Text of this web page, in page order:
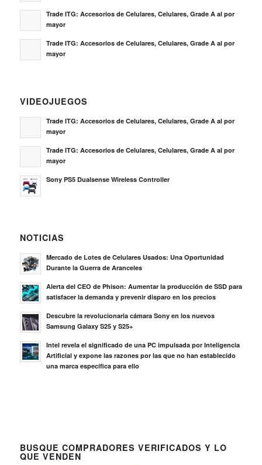
Trade ITG: Accesorios de Celulares, Celulares, Grade A al por
mayor
Trade ITG: Accesorios de Celulares, Celulares, Grade A al por
mayor
VIDEOJUEGOS
Trade ITG: Accesorios de Celulares, Celulares, Grade A al por
mayor
Trade ITG: Accesorios de Celulares, Celulares, Grade A al por
mayor
Sony PS5 Dualsense Wireless Controller
NOTICIAS
Mercado de Lotes de Celulares Usados: Una Oportunidad
Durante la Guerra de Aranceles
Alerta del CEO de Phison: Aumentar la producción de SSD para
satisfacer la demanda y prevenir disparo en los precios
Descubre la revolucionaria cámara Sony en los nuevos
Samsung Galaxy S25 y S25+
Intel revela el significado de una PC impulsada por Inteligencia
Artificial y expone las razones por las que no han establecido
una marca específica para ello
BUSQUE COMPRADORES VERIFICADOS Y LO
QUE VENDEN